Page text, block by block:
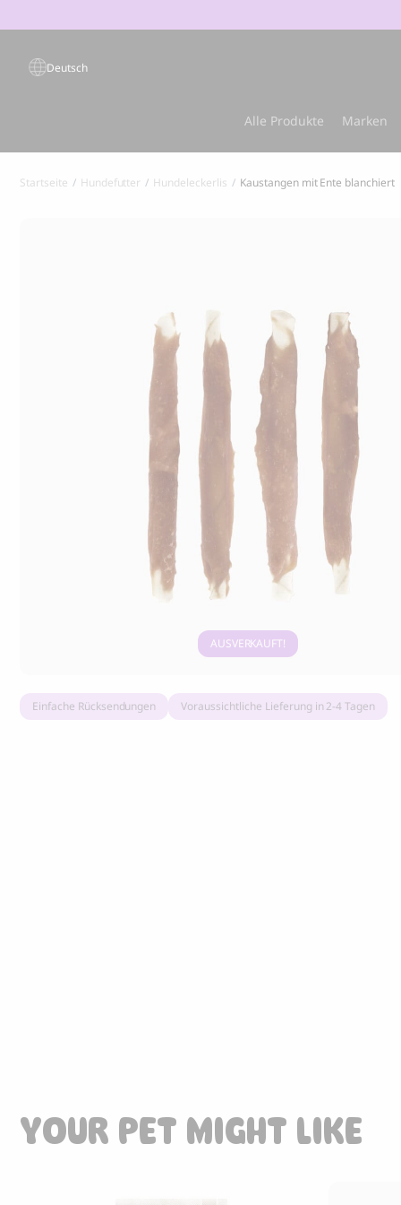
Grandorf Fresh mit Pute, Trockenfutter
für ausgewachsene kleine Rassen
Ausverkauft
MARLY & DAN
Marly &
Kausnacks
9.50
Deutsch
Alle Produkte Marken
Startseite Hundefutter Hundeleckerlis Kaustangen mit Ente blanchiert
AUSVERKAUFT
Einfache Rücksendungen Voraussichtliche Lieferung in 2-4 Tagen
YOUR PET MIGHT LIKE